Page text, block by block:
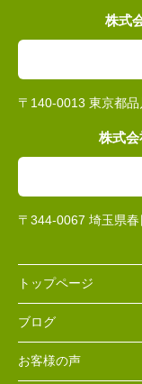
株式
〒140-0013 東京都
株式
〒344-0067 埼玉県
トップページ
ブログ
お客様の声